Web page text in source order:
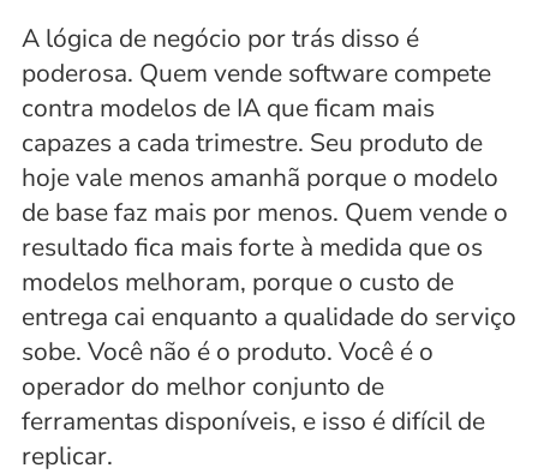
A lógica de negócio por trás disso é
poderosa. Quem vende software compete
contra modelos de IA que ficam mais
capazes a cada trimestre. Seu produto de
hoje vale menos amanhã porque o modelo
de base faz mais por menos. Quem vende o
resultado fica mais forte à medida que os
modelos melhoram, porque o custo de
entrega cai enquanto a qualidade do serviço
sobe. Você não é o produto. Você é o
operador do melhor conjunto de
ferramentas disponíveis, e isso é difícil de
replicar.